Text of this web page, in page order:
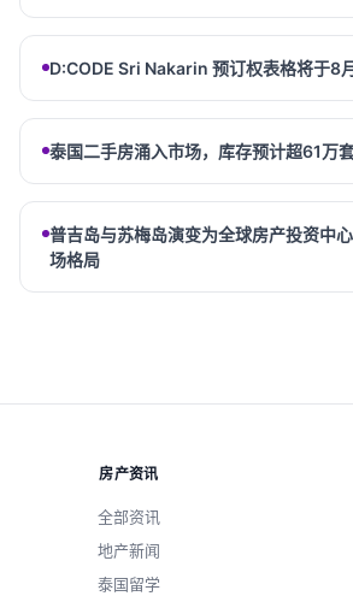
D:CODE Sri Nakarin 预订权表格将于8
泰国二手房涌入市场，库存预计超61万
普吉岛与苏梅岛演变为全球房产投资中
场格局
房产资讯
全部资讯
地产新闻
泰国留学